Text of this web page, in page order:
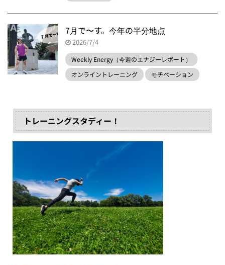
7月で〜す。今年の半分地点
2026/7/4
Weekly Energy（今週のエナジーレポート）
オンライントレーニング
モチベーション
トレーニングスタディー！